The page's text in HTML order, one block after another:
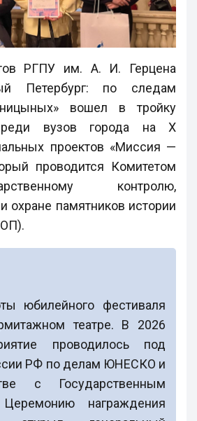
РГПУ им. А. И. Герцена
Петербург: по следам
вошел в тройку
вузов города на Х
проектов «Миссия —
проводится Комитетом
контролю,
охране памятников истории
юбилейного фестиваля
театре. В 2026
проводилось под
РФ по делам ЮНЕСКО и
с Государственным
награждения